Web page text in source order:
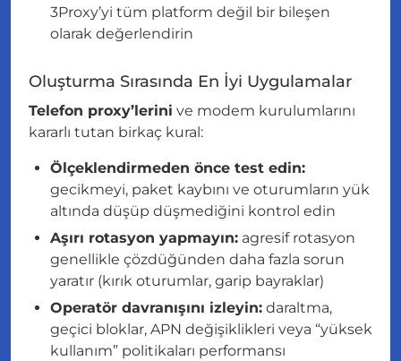
3Proxy’yi tüm platform değil bir bileşen
olarak değerlendirin
Oluşturma Sırasında En İyi Uygulamalar
Telefon proxy’lerini ve modem kurulumlarını
kararlı tutan birkaç kural:
Ölçeklendirmeden önce test edin:
gecikmeyi, paket kaybını ve oturumların yük
altında düşüp düşmediğini kontrol edin
Aşırı rotasyon yapmayın: agresif rotasyon
genellikle çözdüğünden daha fazla sorun
yaratır (kırık oturumlar, garip bayraklar)
Operatör davranışını izleyin: daraltma,
geçici bloklar, APN değişiklikleri veya “yüksek
kullanım” politikaları performansı